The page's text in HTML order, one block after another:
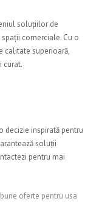
soluțiilor de
comerciale. Cu o
calitate superioară,
curat.
decizie inspirată pentru
soluții
pentru mai
oferte pentru usa